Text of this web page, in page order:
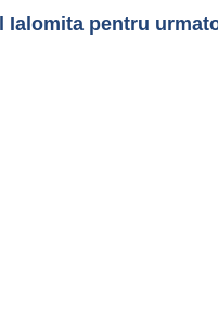
Ialomita pentru